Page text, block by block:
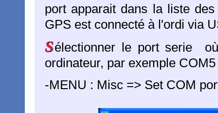
port apparait dans la liste
GPS est connecté à l'ordi via
Sélectionner le port serie
ordinateur, par exemple COM5
-MENU : Misc => Set COM